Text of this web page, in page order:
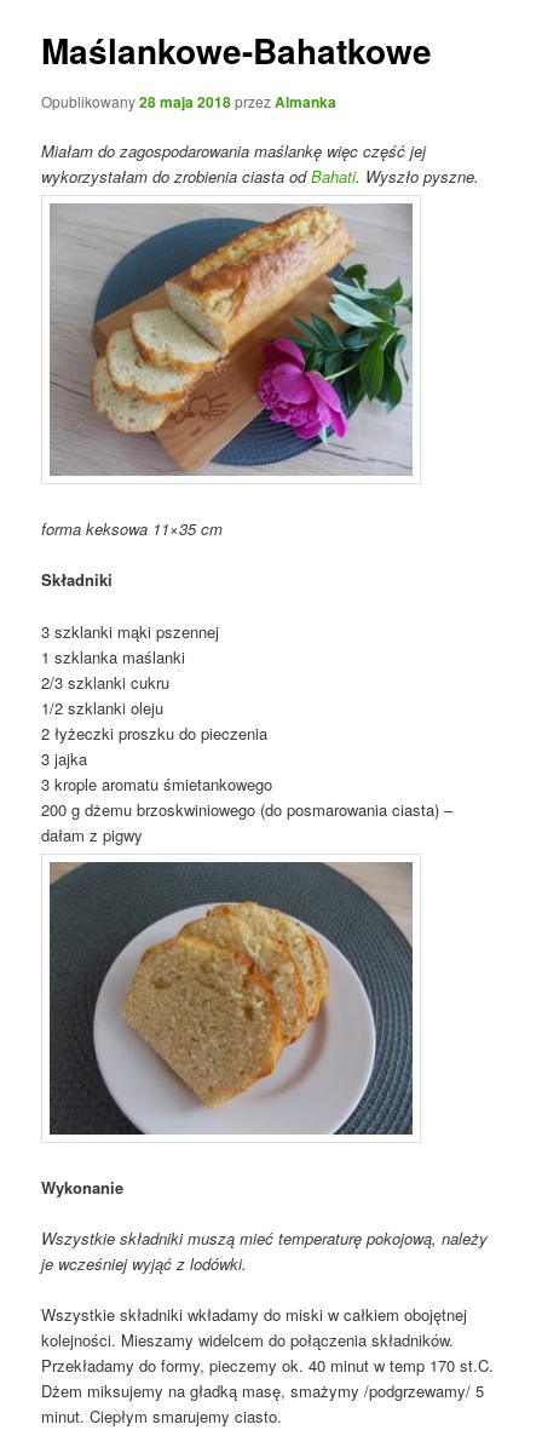
Maślankowe-Bahatkowe
Opublikowany28 maja 2018przezAlmanka
Miałam do zagospodarowania maślankę więc część jej
wykorzystałam do zrobienia ciasta odBahati. Wyszło pyszne.
forma keksowa 11×35 cm
Składniki
3 szklanki mąki pszennej
1 szklanka maślanki
2/3 szklanki cukru
1/2 szklanki oleju
2 łyżeczki proszku do pieczenia
3 jajka
3 krople aromatu śmietankowego
200 g dżemu brzoskwiniowego (do posmarowania ciasta) –
dałam z pigwy
Wykonanie
Wszystkie składniki muszą mieć temperaturę pokojową, należy
je wcześniej wyjąć z lodówki.
Wszystkie składniki wkładamy do miski w całkiem obojętnej
kolejności. Mieszamy widelcem do połączenia składników.
Przekładamy do formy, pieczemy ok. 40 minut w temp 170 st.C.
Dżem miksujemy na gładką masę, smażymy /podgrzewamy/ 5
minut. Ciepłym smarujemy ciasto.